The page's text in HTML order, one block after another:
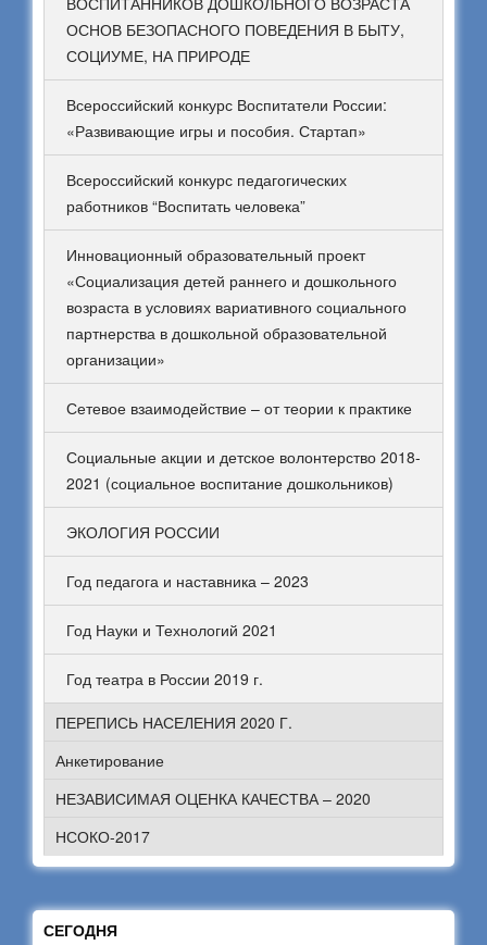
ОСНОВ БЕЗОПАСНОГО ПОВЕДЕНИЯ В БЫТУ,
СОЦИУМЕ, НА ПРИРОДЕ
Всероссийский конкурс Воспитатели России:
«Развивающие игры и пособия. Стартап»
Всероссийский конкурс педагогических
работников “Воспитать человека”
Инновационный образовательный проект
«Социализация детей раннего и дошкольного
возраста в условиях вариативного социального
партнерства в дошкольной образовательной
организации»
Сетевое взаимодействие – от теории к практике
Социальные акции и детское волонтерство 2018-
2021 (социальное воспитание дошкольников)
ЭКОЛОГИЯ РОССИИ
Год педагога и наставника – 2023
Год Науки и Технологий 2021
Год театра в России 2019 г.
ПЕРЕПИСЬ НАСЕЛЕНИЯ 2020 Г.
Анкетирование
НЕЗАВИСИМАЯ ОЦЕНКА КАЧЕСТВА – 2020
НСОКО-2017
СЕГОДНЯ